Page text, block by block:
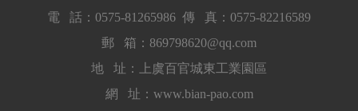
電 話：0575-81265986 傳 真：0575-82216589
郵 箱：869798620@qq.com
地 址：上虞百官城東工業園區
網 址：www.bian-pao.com